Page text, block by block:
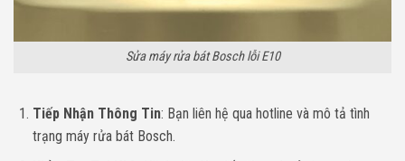
Sửa máy rửa bát Bosch lỗi E10
Tiếp Nhận Thông Tin: Bạn liên hệ qua hotline và mô tả tình
trạng máy rửa bát Bosch.